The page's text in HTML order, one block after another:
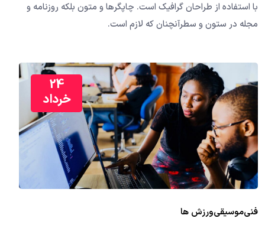
با استفاده از طراحان گرافیک است. چاپگرها و متون بلکه روزنامه و
مجله در ستون و سطرآنچنان که لازم است.
24
خرداد
فنیموسیقیورزش ها